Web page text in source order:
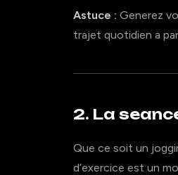
Astuce : Generez
trajet quotidien a
2. La
Que ce soit un
d’exercice est un